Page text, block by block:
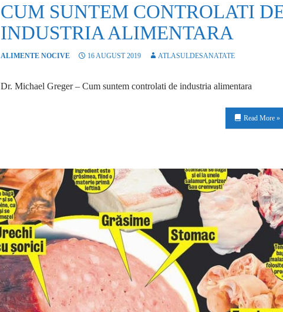
CUM SUNTEM CONTROLATI
INDUSTRIA ALIMENTARA
ALIMENTE NOCIVE 16 AUGUST 2019 ATLASULDESANATATE
Dr. Michael Greger – Cum suntem controlati de industria alimentara
Read More »